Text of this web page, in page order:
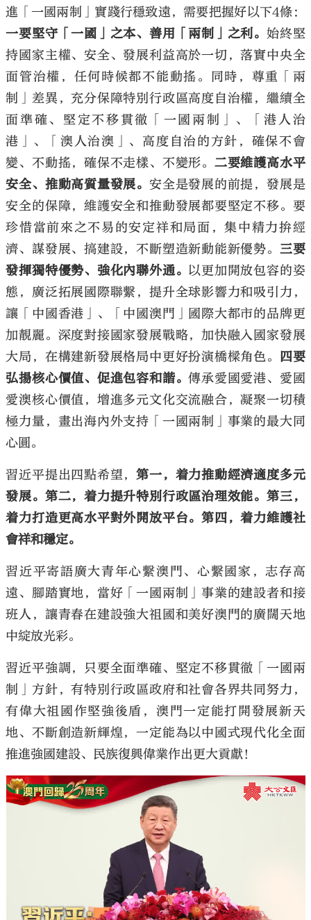
進「一國兩制」實踐行穩致遠，需要把握好以下4條：
一要堅守「一國」之本、善用「兩制」之利。始終堅
持國家主權、安全、發展利益高於一切，落實中央全
面管治權，任何時候都不能動搖。同時，尊重「兩
制」差異，充分保障特別行政區高度自治權，繼續全
面準確、堅定不移貫徹「一國兩制」、「港人治
港」、「澳人治澳」、高度自治的方針，確保不會
變、不動搖，確保不走樣、不變形。 二要維護高水平
安全、推動高質量發展。 安全是發展的前提，發展是
安全的保障，維護安全和推動發展都要堅定不移。要
珍惜當前來之不易的安定祥和局面，集中精力拚經
濟、謀發展、搞建設，不斷塑造新動能新優勢。 三要
發揮獨特優勢、強化內聯外通。 以更加開放包容的姿
態，廣泛拓展國際聯繫，提升全球影響力和吸引力，
讓「中國香港」、「中國澳門」國際大都市的品牌更
加靚麗。深度對接國家發展戰略，加快融入國家發展
大局，在構建新發展格局中更好扮演橋樑角色。
四要
弘揚核心價值、促進包容和諧。傳承愛國愛港、愛國
愛澳核心價值，增進多元文化交流融合，凝聚一切積
極力量，畫出海內外支持「一國兩制」事業的最大同
心圓。
習近平提出四點希望，第一，着力推動經濟適度多元
發展。第二，着力提升特別行政區治理效能。第三，
着力打造更高水平對外開放平台。第四，着力維護社
會祥和穩定。
習近平寄語廣大青年心繫澳門、心繫國家，志存高
遠、腳踏實地，當好「一國兩制」事業的建設者和接
班人，讓青春在建設強大祖國和美好澳門的廣闊天地
中綻放光彩。
習近平強調，只要全面準確、堅定不移貫徹「一國兩
制」方針，有特別行政區政府和社會各界共同努力，
有偉大祖國作堅強後盾，澳門一定能打開發展新天
地、不斷創造新輝煌，一定能為以中國式現代化全面
推進強國建設、民族復興偉業作出更大貢獻！